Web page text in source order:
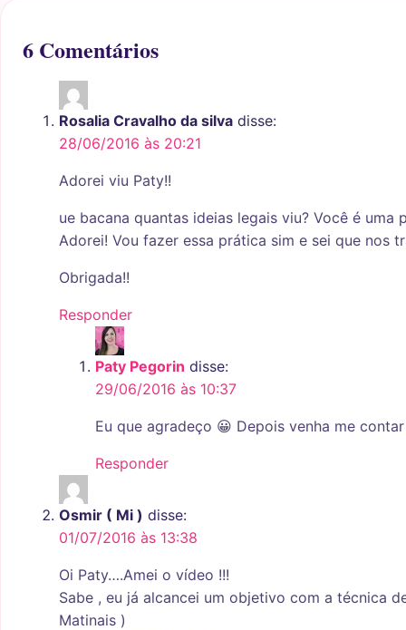
6 Comentários
Rosalia Cravalho da silva disse:
28/06/2016 às 20:21
Adorei viu Paty!!
ue bacana quantas ideias legais viu? Você é uma
Adorei! Vou fazer essa prática sim e sei que nos
Obrigada!!
Responder
Paty Pegorin disse:
29/06/2016 às 10:37
Eu que agradeço 😀 Depois venha me
Responder
Osmir ( Mi ) disse:
01/07/2016 às 13:38
Oi Paty….Amei o vídeo !!!
Sabe , eu já alcancei um objetivo com a técnica
Matinais )